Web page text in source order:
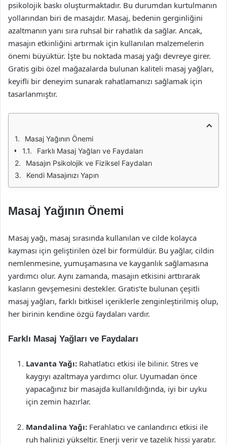
psikolojik baskı oluşturmaktadır. Bu durumdan kurtulmanın
yollarından biri de masajdır. Masaj, bedenin gerginliğini
azaltmanın yanı sıra ruhsal bir rahatlık da sağlar. Ancak,
masajın etkinliğini artırmak için kullanılan malzemelerin
önemi büyüktür. İşte bu noktada masaj yağı devreye girer.
Gratis gibi özel mağazalarda bulunan kaliteli masaj yağları,
keyifli bir deneyim sunarak rahatlamanızı sağlamak için
tasarlanmıştır.
Masaj Yağının Önemi
Farklı Masaj Yağları ve Faydaları
Masajın Psikolojik ve Fiziksel Faydaları
Kendi Masajınızı Yapın
Masaj Yağının Önemi
Masaj yağı, masaj sırasında kullanılan ve cilde kolayca
kayması için geliştirilen özel bir formüldür. Bu yağlar, cildin
nemlenmesine, yumuşamasına ve kayganlık sağlamasına
yardımcı olur. Aynı zamanda, masajın etkisini arttırarak
kasların gevşemesini destekler. Gratis’te bulunan çeşitli
masaj yağları, farklı bitkisel içeriklerle zenginleştirilmiş olup,
her birinin kendine özgü faydaları vardır.
Farklı Masaj Yağları ve Faydaları
Lavanta Yağı: Rahatlatıcı etkisi ile bilinir. Stres ve
kaygıyı azaltmaya yardımcı olur. Uyumadan önce
yapacağınız bir masajda kullanıldığında, iyi bir uyku
için zemin hazırlar.
Mandalina Yağı: Ferahlatıcı ve canlandırıcı etkisi ile
ruh halinizi yükseltir. Enerji verir ve tazelik hissi yaratır.